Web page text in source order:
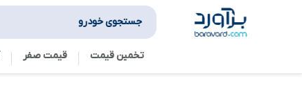
جستجوی خودرو
تخمین قیمت قیمت صفر